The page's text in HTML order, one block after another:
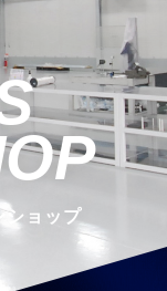
ショップ